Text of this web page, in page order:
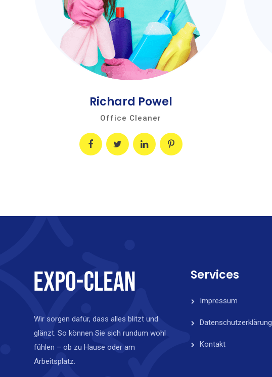
Richard Powel
Office Cleaner
Wir sorgen dafür, dass alles blitzt und
glänzt. So können Sie sich rundum wohl
fühlen – ob zu Hause oder am
Arbeitsplatz.
Services
Impressum
Datenschutzerklärung
Kontakt